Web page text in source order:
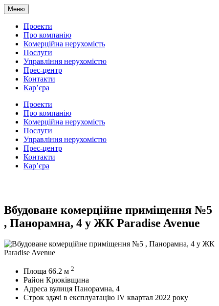
Меню
Проекти
Про компанію
Комерційна нерухомість
Послуги
Управління нерухомістю
Прес-центр
Контакти
Кар’єра
Проекти
Про компанію
Комерційна нерухомість
Послуги
Управління нерухомістю
Прес-центр
Контакти
Кар’єра
Вбудоване комерційне приміщення №5
, Панорамна, 4 у ЖК Paradise Avenue
Площа 66.2 м 2
Район Крюківщина
Адреса вулиця Панорамна, 4
Строк здачі в експлуатацію IV квартал 2022 року